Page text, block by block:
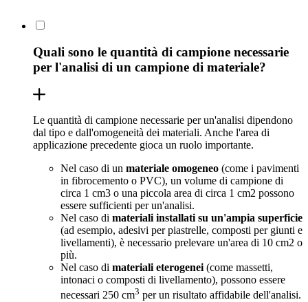
Quali sono le quantità di campione necessarie
per l'analisi di un campione di materiale?
Le quantità di campione necessarie per un'analisi dipendono
dal tipo e dall'omogeneità dei materiali. Anche l'area di
applicazione precedente gioca un ruolo importante.
Nel caso di un materiale omogeneo (come i pavimenti
in fibrocemento o PVC), un volume di campione di
circa 1 cm3 o una piccola area di circa 1 cm2 possono
essere sufficienti per un'analisi.
Nel caso di materiali installati su un'ampia superficie
(ad esempio, adesivi per piastrelle, composti per giunti e
livellamenti), è necessario prelevare un'area di 10 cm2 o
più.
Nel caso di materiali eterogenei (come massetti,
intonaci o composti di livellamento), possono essere
necessari 250 cm3 per un risultato affidabile dell'analisi.